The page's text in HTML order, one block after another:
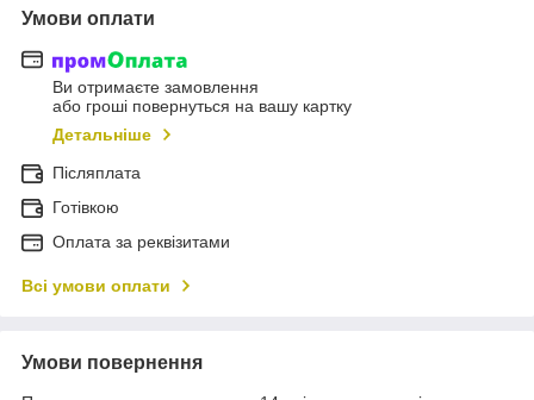
Умови оплати
Ви отримаєте замовлення
або гроші повернуться на вашу картку
Детальніше
Післяплата
Готівкою
Оплата за реквізитами
Всі умови оплати
Умови повернення